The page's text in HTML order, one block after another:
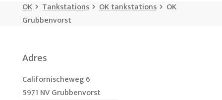
OK Tankstations OK tankstations
OK
Grubbenvorst
Adres
Californischeweg 6
5971 NV Grubbenvorst